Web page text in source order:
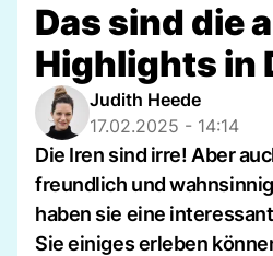
Das sind die
Highlights in
Judith Heede
17.02.2025 - 14:14
Die Iren sind irre! Aber
freundlich und
haben sie eine
Sie einiges erleben